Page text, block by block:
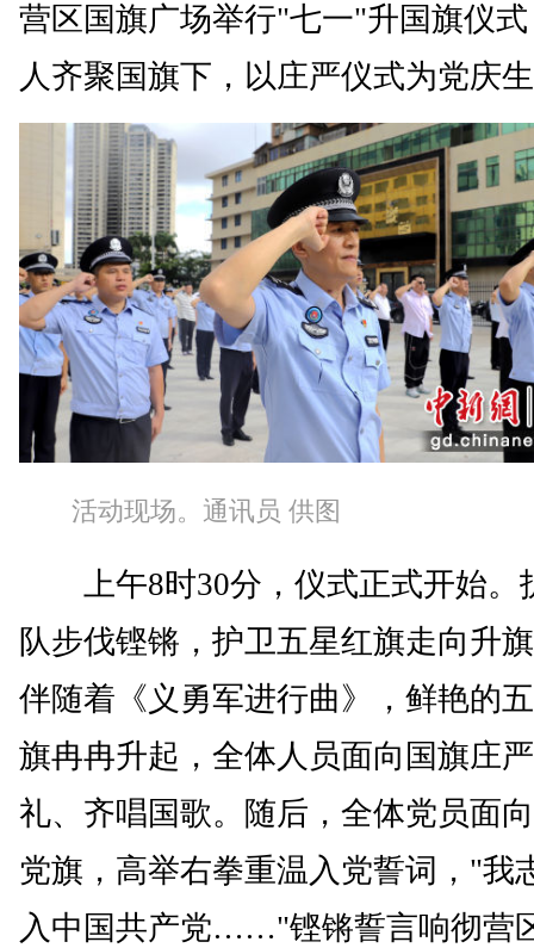
营区国旗广场举行"七一"升国旗仪
人齐聚国旗下，以庄严仪式为党庆
活动现场。通讯员 供图
上午8时30分，仪式正式开始。
队步伐铿锵，护卫五星红旗走向升
伴随着《义勇军进行曲》，鲜艳的
旗冉冉升起，全体人员面向国旗庄
礼、齐唱国歌。随后，全体党员面
党旗，高举右拳重温入党誓词，"我
入中国共产党……"铿锵誓言响彻营